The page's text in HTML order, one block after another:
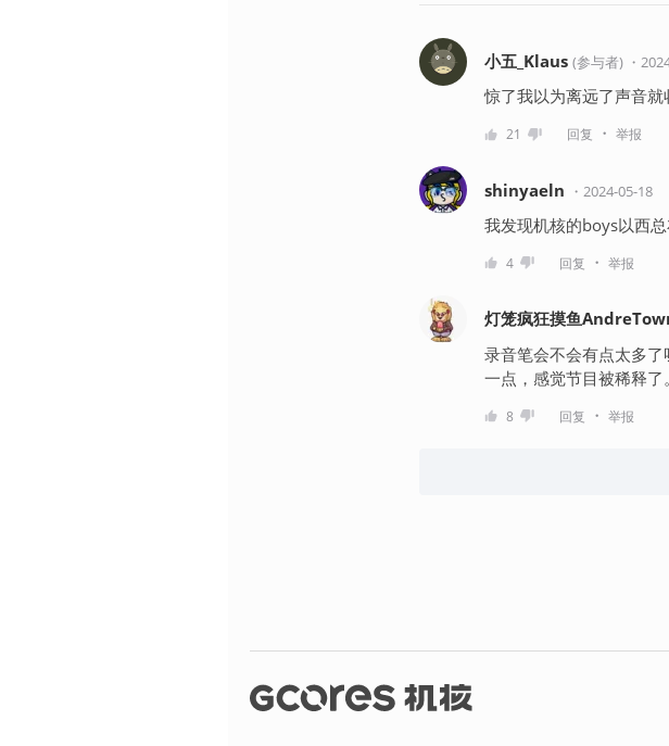
小五_Klaus (参与者) ・
惊了我以为离远了声音就
21 回复 ・ 举报
shinyaeln ・ 2024-05-18
我发现机核的boys以西总
4 回复 ・ 举报
灯笼疯狂摸鱼
录音笔会不会有点太多
一点，感觉节目被稀释了。
8 回复 ・ 举报